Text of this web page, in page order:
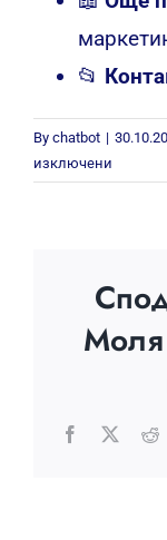
📂
By chatbot |
изключени
Чат
обучение
„Chatbot
Expert“
Моля
Facebook
X